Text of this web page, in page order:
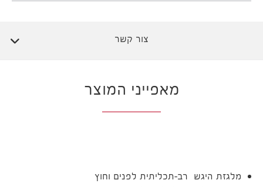
צור קשר
מאפייני המוצר
מלגזת היגש רב-תכליתית לפנים וחוץ